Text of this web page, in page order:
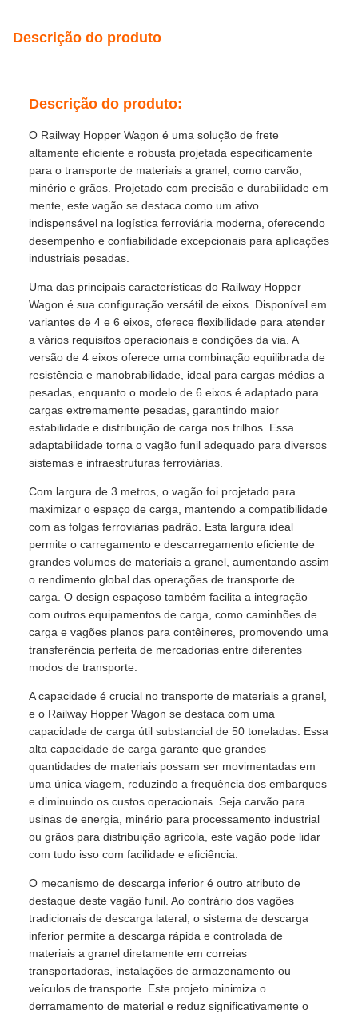
Descrição do produto
Descrição do produto:
O Railway Hopper Wagon é uma solução de frete
altamente eficiente e robusta projetada especificamente
para o transporte de materiais a granel, como carvão,
minério e grãos. Projetado com precisão e durabilidade em
mente, este vagão se destaca como um ativo
indispensável na logística ferroviária moderna, oferecendo
desempenho e confiabilidade excepcionais para aplicações
industriais pesadas.
Uma das principais características do Railway Hopper
Wagon é sua configuração versátil de eixos. Disponível em
variantes de 4 e 6 eixos, oferece flexibilidade para atender
a vários requisitos operacionais e condições da via. A
versão de 4 eixos oferece uma combinação equilibrada de
resistência e manobrabilidade, ideal para cargas médias a
pesadas, enquanto o modelo de 6 eixos é adaptado para
cargas extremamente pesadas, garantindo maior
estabilidade e distribuição de carga nos trilhos. Essa
adaptabilidade torna o vagão funil adequado para diversos
sistemas e infraestruturas ferroviárias.
Com largura de 3 metros, o vagão foi projetado para
maximizar o espaço de carga, mantendo a compatibilidade
com as folgas ferroviárias padrão. Esta largura ideal
permite o carregamento e descarregamento eficiente de
grandes volumes de materiais a granel, aumentando assim
o rendimento global das operações de transporte de
carga. O design espaçoso também facilita a integração
com outros equipamentos de carga, como caminhões de
carga e vagões planos para contêineres, promovendo uma
transferência perfeita de mercadorias entre diferentes
modos de transporte.
A capacidade é crucial no transporte de materiais a granel,
e o Railway Hopper Wagon se destaca com uma
capacidade de carga útil substancial de 50 toneladas. Essa
alta capacidade de carga garante que grandes
quantidades de materiais possam ser movimentadas em
uma única viagem, reduzindo a frequência dos embarques
e diminuindo os custos operacionais. Seja carvão para
usinas de energia, minério para processamento industrial
ou grãos para distribuição agrícola, este vagão pode lidar
com tudo isso com facilidade e eficiência.
O mecanismo de descarga inferior é outro atributo de
destaque deste vagão funil. Ao contrário dos vagões
tradicionais de descarga lateral, o sistema de descarga
inferior permite a descarga rápida e controlada de
materiais a granel diretamente em correias
transportadoras, instalações de armazenamento ou
veículos de transporte. Este projeto minimiza o
derramamento de material e reduz significativamente o